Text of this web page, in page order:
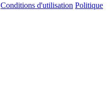
Conditions d'utilisation Politique